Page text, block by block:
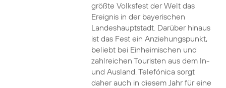
größte Volksfest der Welt das
Ereignis in der bayerischen
Landeshauptstadt. Darüber hinaus
ist das Fest ein Anziehungspunkt,
beliebt bei Einheimischen und
zahlreichen Touristen aus dem In-
und Ausland. Telefónica sorgt
daher auch in diesem Jahr für eine